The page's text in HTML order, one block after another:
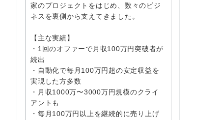
家のプロジェクトをはじめ、数々のビジ
ネスを裏側から支えてきました。
【主な実績】
・1回のオファーで月収100万円突破者が
続出
・自動化で毎月100万円超の安定収益を
実現した方多数
・月収1000万〜3000万円規模のクライ
アントも
・毎月100万円以上を継続的に売り上げ